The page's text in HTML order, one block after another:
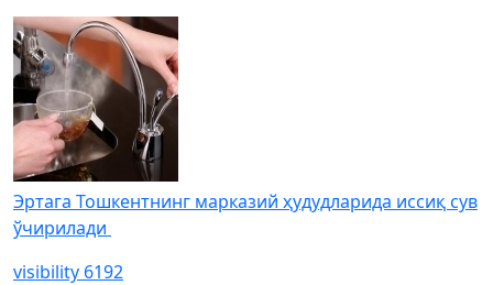
Эртага Тошкентнинг марказий ҳудудларида иссиқ сув
ўчирилади
visibility 6192